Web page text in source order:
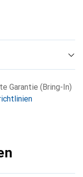
Garantie (Bring-In)